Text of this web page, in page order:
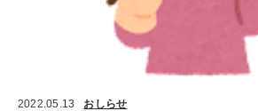
2022.05.13 おしらせ